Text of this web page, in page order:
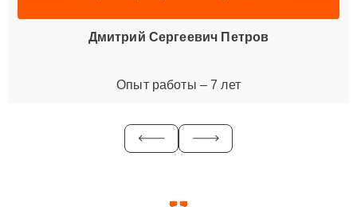
Дмитрий Сергеевич Петров
Опыт работы – 7 лет